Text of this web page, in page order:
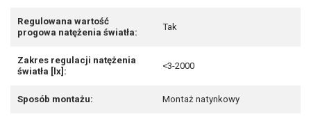
Regulowana wartość
progowa natężenia światła:
Tak
Zakres regulacji natężenia
światła [lx]:
<3-2000
Sposób montażu: Montaż natynkowy